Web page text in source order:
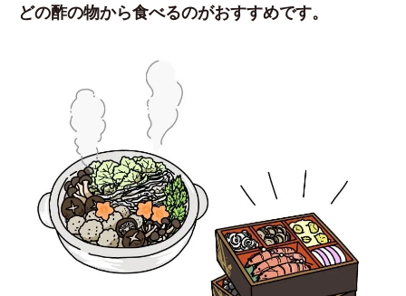
どの酢の物から食べるのがおすすめです。